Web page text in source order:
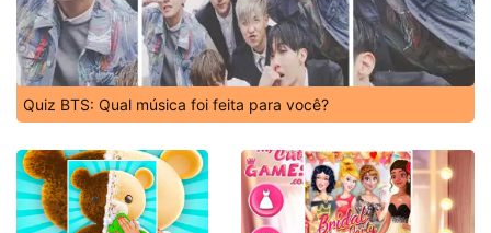
Quiz BTS: Qual música foi feita para você?